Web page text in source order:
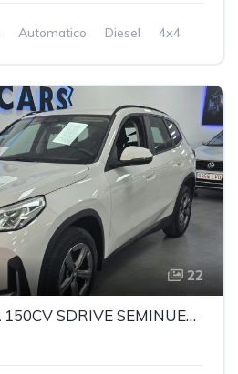
Automatico Diesel
4x4
22
BMW X1 1.8 2.0DA 150CV SDRIVE SEMINUEVO